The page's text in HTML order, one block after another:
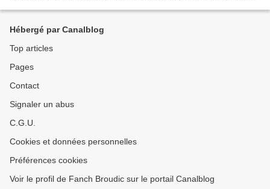
Hébergé par Canalblog
Top articles
Pages
Contact
Signaler un abus
C.G.U.
Cookies et données personnelles
Préférences cookies
Voir le profil de Fanch Broudic sur le portail Canalblog